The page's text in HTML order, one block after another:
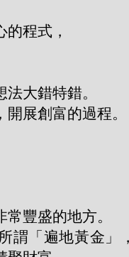
程式，
大錯特錯。
展創富的過程。
豐盛的地方。
謂「遍地黃金」